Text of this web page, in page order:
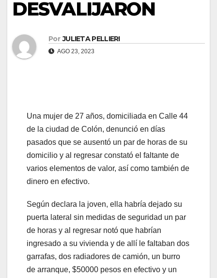
DESVALIJARON
Por JULIETA PELLIERI
AGO 23, 2023
Una mujer de 27 años, domiciliada en Calle 44
de la ciudad de Colón, denunció en días
pasados que se ausentó un par de horas de su
domicilio y al regresar constató el faltante de
varios elementos de valor, así como también de
dinero en efectivo.
Según declara la joven, ella habría dejado su
puerta lateral sin medidas de seguridad un par
de horas y al regresar notó que habrían
ingresado a su vivienda y de allí le faltaban dos
garrafas, dos radiadores de camión, un burro
de arranque, $50000 pesos en efectivo y un